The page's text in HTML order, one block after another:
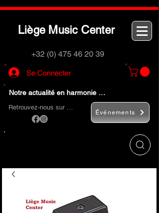
Liège M usic Center
+32 (0) 475 46 20 39
Se Connecter
Notre actualité en harmonie …
Retrouvez-nous sur …
Événements